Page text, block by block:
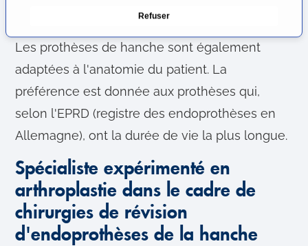
o
n
s
t
e
n
t
Refuser
d'hospitalisation plus court.
Les prothèses de hanche sont également
adaptées à l'anatomie du patient. La
préférence est donnée aux prothèses qui,
selon l'EPRD (registre des endoprothèses en
Allemagne), ont la durée de vie la plus longue.
Spécialiste expérimenté en
arthroplastie dans le cadre de
chirurgies de révision
d'endoprothèses de la hanche